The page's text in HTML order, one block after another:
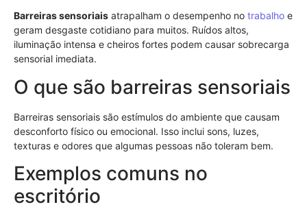
Barreiras sensoriais atrapalham o desempenho no trabalho e
geram desgaste cotidiano para muitos. Ruídos altos,
iluminação intensa e cheiros fortes podem causar sobrecarga
sensorial imediata.
O que são barreiras sensoriais
Barreiras sensoriais são estímulos do ambiente que causam
desconforto físico ou emocional. Isso inclui sons, luzes,
texturas e odores que algumas pessoas não toleram bem.
Exemplos comuns no
escritório